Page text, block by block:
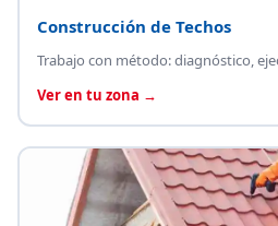
Construcción de Techos
Trabajo con método: diagnóstico,
Ver en tu zona →